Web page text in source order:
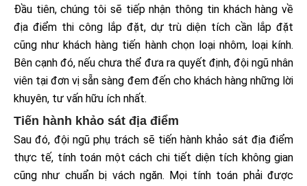
Đầu tiên, chúng tôi sẽ tiếp nhận thông tin khách hàng về
địa điểm thi công lắp đặt, dự trù diện tích cần lắp đặt
cũng như khách hàng tiến hành chọn loại nhôm, loại kính.
Bên cạnh đó, nếu chưa thể đưa ra quyết định, đội ngũ nhân
viên tại đơn vị sẵn sàng đem đến cho khách hàng những lời
khuyên, tư vấn hữu ích nhất.
Tiến hành khảo sát địa điểm
Sau đó, đội ngũ phụ trách sẽ tiến hành khảo sát địa điểm
thực tế, tính toán một cách chi tiết diện tích không gian
cũng như chuẩn bị vách ngăn. Mọi tính toán phải được